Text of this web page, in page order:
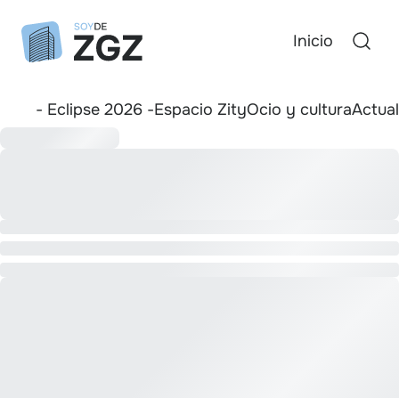
Inicio
- Eclipse 2026 -Espacio ZityOcio y cultura